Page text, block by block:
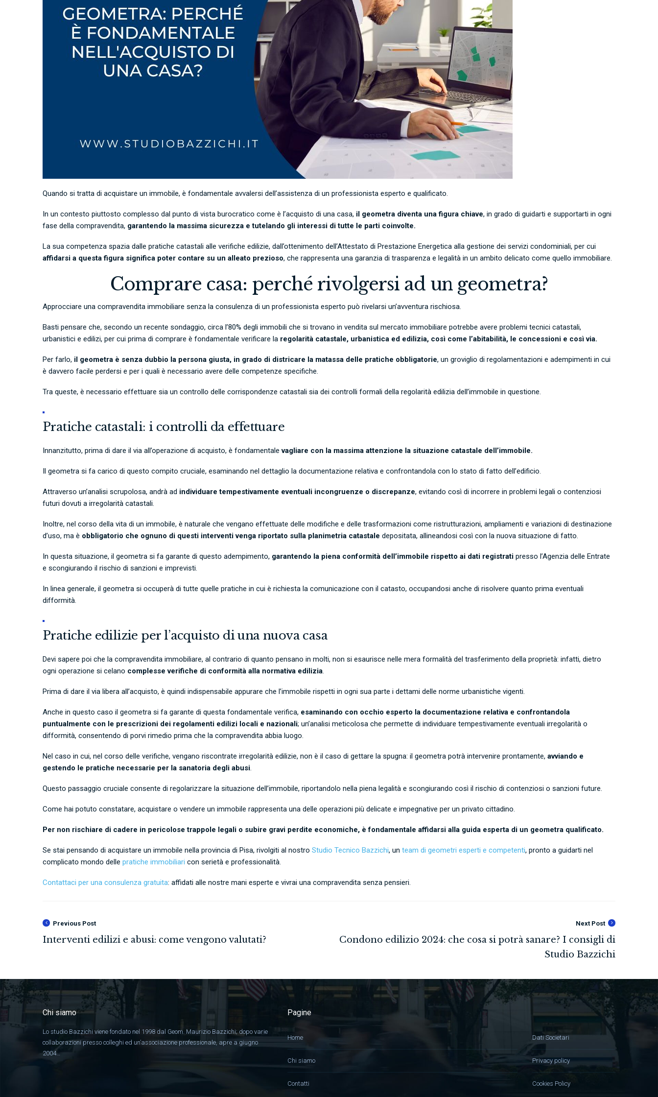
Quando si tratta di acquistare un immobile, è fondamentale avvalersi dell’assistenza di un professionista esperto e qualificato.
In un contesto piuttosto complesso dal punto di vista burocratico come è l’acquisto di una casa, il geometra diventa una figura chiave, in grado di guidarti e supportarti in ogni
fase della compravendita, garantendo la massima sicurezza e tutelando gli interessi di tutte le parti coinvolte.
La sua competenza spazia dalle pratiche catastali alle verifiche edilizie, dall’ottenimento dell’Attestato di Prestazione Energetica alla gestione dei servizi condominiali, per cui
affidarsi a questa figura significa poter contare su un alleato prezioso, che rappresenta una garanzia di trasparenza e legalità in un ambito delicato come quello immobiliare.
Comprare casa: perché rivolgersi ad un geometra?
Approcciare una compravendita immobiliare senza la consulenza di un professionista esperto può rivelarsi un’avventura rischiosa.
Basti pensare che, secondo un recente sondaggio, circa l’80% degli immobili che si trovano in vendita sul mercato immobiliare potrebbe avere problemi tecnici catastali,
urbanistici e edilizi, per cui prima di comprare è fondamentale verificare la regolarità catastale, urbanistica ed edilizia, così come l’abitabilità, le concessioni e così via.
Per farlo, il geometra è senza dubbio la persona giusta, in grado di districare la matassa delle pratiche obbligatorie, un groviglio di regolamentazioni e adempimenti in cui
è davvero facile perdersi e per i quali è necessario avere delle competenze specifiche.
Tra queste, è necessario effettuare sia un controllo delle corrispondenze catastali sia dei controlli formali della regolarità edilizia dell’immobile in questione.
Pratiche catastali: i controlli da effettuare
Innanzitutto, prima di dare il via all’operazione di acquisto, è fondamentalevagliare con la massima attenzione la situazione catastale dell’immobile.
Il geometra si fa carico di questo compito cruciale, esaminando nel dettaglio la documentazione relativa e confrontandola con lo stato di fatto dell’edificio.
Attraverso un’analisi scrupolosa, andrà ad individuare tempestivamente eventuali incongruenze o discrepanze, evitando così di incorrere in problemi legali o contenziosi
futuri dovuti a irregolarità catastali.
Inoltre, nel corso della vita di un immobile, è naturale che vengano effettuate delle modifiche e delle trasformazioni come ristrutturazioni, ampliamenti e variazioni di destinazione
d’uso, ma è obbligatorio che ognuno di questi interventi venga riportato sulla planimetria catastale depositata, allineandosi così con la nuova situazione di fatto.
In questa situazione, il geometra si fa garante di questo adempimento, garantendo la piena conformità dell’immobile rispetto ai dati registrati presso l’Agenzia delle Entrate
e scongiurando il rischio di sanzioni e imprevisti.
In linea generale, il geometra si occuperà di tutte quelle pratiche in cui è richiesta la comunicazione con il catasto, occupandosi anche di risolvere quanto prima eventuali
difformità.
Pratiche edilizie per l’acquisto di una nuova casa
Devi sapere poi che la compravendita immobiliare, al contrario di quanto pensano in molti, non si esaurisce nelle mera formalità del trasferimento della proprietà: infatti, dietro
ogni operazione si celano complesse verifiche di conformità alla normativa edilizia.
Prima di dare il via libera all’acquisto, è quindi indispensabile appurare che l’immobile rispetti in ogni sua parte i dettami delle norme urbanistiche vigenti.
Anche in questo caso il geometra si fa garante di questa fondamentale verifica, esaminando con occhio esperto la documentazione relativa e confrontandola
puntualmente con le prescrizioni dei regolamenti edilizi locali e nazionali; un’analisi meticolosa che permette di individuare tempestivamente eventuali irregolarità o
difformità, consentendo di porvi rimedio prima che la compravendita abbia luogo.
Nel caso in cui, nel corso delle verifiche, vengano riscontrate irregolarità edilizie, non è il caso di gettare la spugna: il geometra potrà intervenire prontamente, avviando e
gestendo le pratiche necessarie per la sanatoria degli abusi.
Questo passaggio cruciale consente di regolarizzare la situazione dell’immobile, riportandolo nella piena legalità e scongiurando così il rischio di contenziosi o sanzioni future.
Come hai potuto constatare, acquistare o vendere un immobile rappresenta una delle operazioni più delicate e impegnative per un privato cittadino.
Per non rischiare di cadere in pericolose trappole legali o subire gravi perdite economiche, è fondamentale affidarsi alla guida esperta di un geometra qualificato.
Se stai pensando di acquistare un immobile nella provincia di Pisa, rivolgiti al nostro Studio Tecnico Bazzichi, un team di geometri esperti e competenti, pronto a guidarti nel
complicato mondo delle pratiche immobiliari con serietà e professionalità.
Contattaci per una consulenza gratuita: affidati alle nostre mani esperte e vivrai una compravendita senza pensieri.
Previous Post Next Post
Chi siamo
Lo studio Bazzichi viene fondato nel 1998 dal Geom. Maurizio Bazzichi; dopo varie
collaborazioni presso colleghi ed un’associazione professionale, apre a giugno
2004…
Pagine
Home
Chi siamo
Contatti
Dati Societari
Privacy policy
Cookies Policy